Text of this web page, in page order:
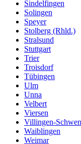
Sindelfingen
Solingen
Speyer
Stolberg (Rhld.)
Stralsund
Stuttgart
Trier
Troisdorf
Tübingen
Ulm
Unna
Velbert
Viersen
Villingen-
Waiblingen
Weimar